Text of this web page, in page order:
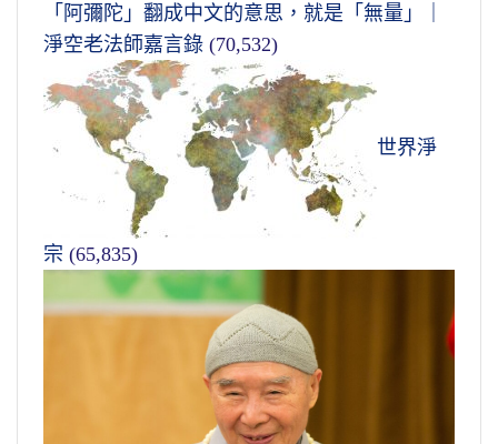
「阿彌陀」翻成中文的意思，就是「無量」｜
淨空老法師嘉言錄 (70,532)
世界淨
宗 (65,835)